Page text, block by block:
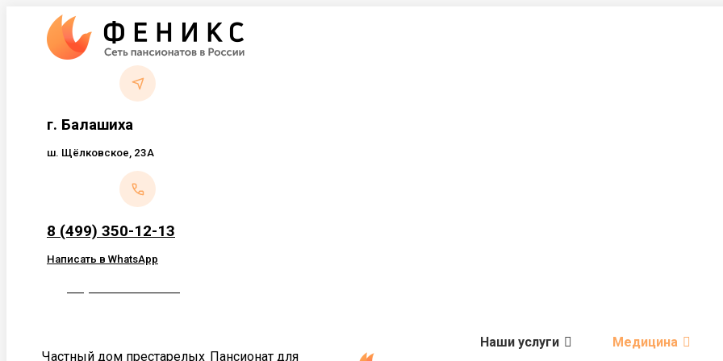
Перейти
содержанию
г. Балашиха
ш. Щёлковское, 23А
8 (499) 350-12-13
Написать в WhatsApp
Частный дом престарелых Пансионат для
Наши услуги Медицина